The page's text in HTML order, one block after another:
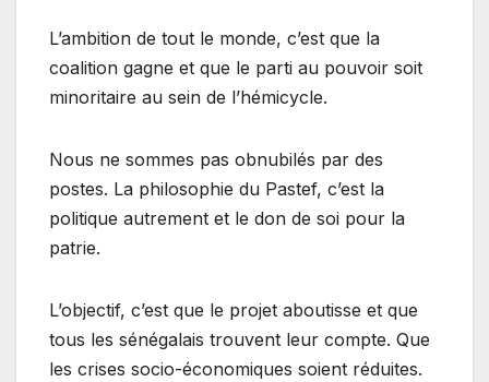
L’ambition de tout le monde, c’est que la
coalition gagne et que le parti au pouvoir soit
minoritaire au sein de l’hémicycle.
Nous ne sommes pas obnubilés par des
postes. La philosophie du Pastef, c’est la
politique autrement et le don de soi pour la
patrie.
L’objectif, c’est que le projet aboutisse et que
tous les sénégalais trouvent leur compte. Que
les crises socio-économiques soient réduites.